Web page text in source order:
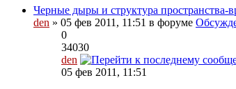
Черные дыры и структура пространства-
den » 05 фев 2011, 11:51 в форуме
0
34030
den
05 фев 2011, 11:51